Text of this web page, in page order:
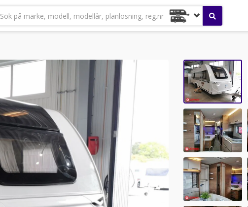
Sök på märke, modell, modellår, planlösning, reg.nr